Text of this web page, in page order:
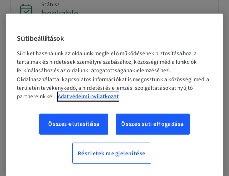
Státusz
bookable
31. aug. 2026 (UTC+12)
Résztvevőnkénti ár (helyi adók vannak érvényben)
AUD 80.00
Sütibeállítások
Sütiket használunk az oldalunk megfelelő működésének biztosításához, a
tartalmak és hirdetések személyre szabásához, közösségi média funkciók
felkínálásához és az oldalunk látogatottságának elemzéséhez.
Oldalhasználattal kapcsolatos információkat is megosztunk a közösségi média
területén tevékenykedő, a hirdetési és elemzési szolgáltatásokat nyújtó
partnereinkkel. Adatvédelmi nyilatkozat
Összes elutasítása Összes süti elfogadása
Részletek megjelenítése